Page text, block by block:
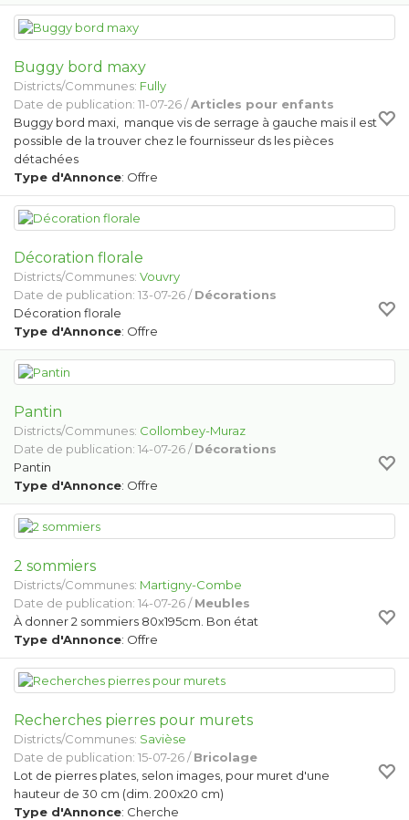
Buggy bord maxy
Districts/Communes: Fully
Date de publication: 11-07-26 /Articles pour enfants
Buggy bord maxi, manque vis de serrage à gauche mais il est
possible de la trouver chez le fournisseur ds les pièces
détachées
Type d'Annonce: Offre
Décoration florale
Districts/Communes: Vouvry
Date de publication: 13-07-26 /Décorations
Décoration florale
Type d'Annonce: Offre
Pantin
Districts/Communes: Collombey-Muraz
Date de publication: 14-07-26 /Décorations
Pantin
Type d'Annonce: Offre
2 sommiers
Districts/Communes: Martigny-Combe
Date de publication: 14-07-26 /Meubles
À donner 2 sommiers 80x195cm. Bon état
Type d'Annonce: Offre
Recherches pierres pour murets
Districts/Communes: Savièse
Date de publication: 15-07-26 /Bricolage
Lot de pierres plates, selon images, pour muret d'une
hauteur de 30 cm (dim. 200x20 cm)
Type d'Annonce: Cherche